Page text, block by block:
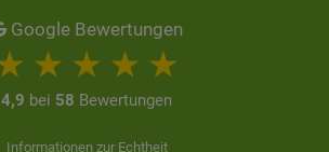
Google Bewertungen
4,9 bei 58 Bewertungen
Informationen zur Echtheit